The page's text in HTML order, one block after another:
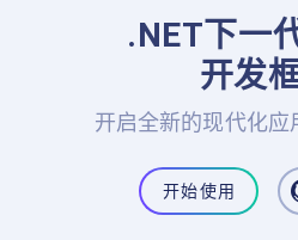
.NET下一
开发
开启全新的现代化应
开始使用